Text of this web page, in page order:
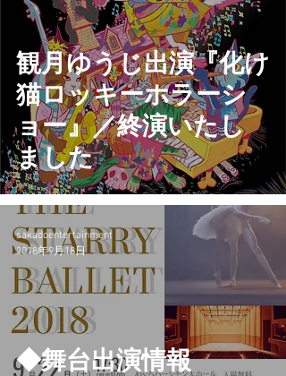
観月ゆうじ出演『化け
猫ロッキーホラーシ
ョー』／終演いたし
ました
◆舞台出演情報
sakadoentertainment
2018年9月18日